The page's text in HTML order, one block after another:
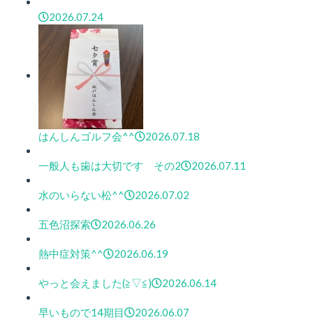
2026.07.24
はんしんゴルフ会^^ 2026.07.18
一般人も歯は大切です その2 2026.07.11
水のいらない松^^ 2026.07.02
五色沼探索 2026.06.26
熱中症対策^^ 2026.06.19
やっと会えました(≧▽≦) 2026.06.14
早いもので14期目 2026.06.07